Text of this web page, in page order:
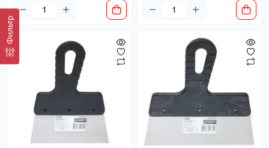
Фильтр